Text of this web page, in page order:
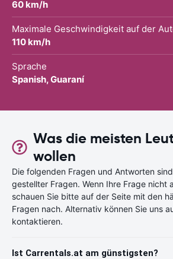
60 km/h
Maximale Geschwindigkeit auf der
110 km/h
Sprache
Spanish, Guaraní
Was die meisten
wollen
Die folgenden Fragen und Antworten
gestellter Fragen. Wenn Ihre Frage nicht
schauen Sie bitte auf der Seite mit den
Fragen nach. Alternativ können Sie uns
kontaktieren.
Ist Carrentals.at am günstigsten?